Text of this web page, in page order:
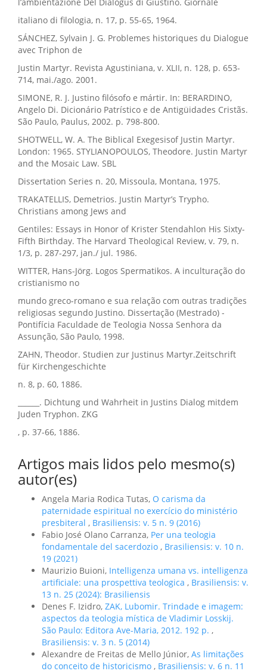
italiano di filologia, n. 17, p. 55-65, 1964.
SÁNCHEZ, Sylvain J. G. Problemes historiques du Dialogue
avec Triphon de
Justin Martyr. Revista Agustiniana, v. XLII, n. 128, p. 653-
714, mai./ago. 2001.
SIMONE, R. J. Justino filósofo e mártir. In: BERARDINO,
Angelo Di. Dicionário Patrístico e de Antigüidades Cristãs.
São Paulo, Paulus, 2002. p. 798-800.
SHOTWELL, W. A. The Biblical Exegesisof Justin Martyr.
London: 1965. STYLIANOPOULOS, Theodore. Justin Martyr
and the Mosaic Law. SBL
Dissertation Series n. 20, Missoula, Montana, 1975.
TRAKATELLIS, Demetrios. Justin Martyr’s Trypho.
Christians among Jews and
Gentiles: Essays in Honor of Krister Stendahlon His Sixty-
Fifth Birthday. The Harvard Theological Review, v. 79, n.
1/3, p. 287-297, jan./ jul. 1986.
WITTER, Hans-Jörg. Logos Spermatikos. A inculturação do
cristianismo no
mundo greco-romano e sua relação com outras tradições
religiosas segundo Justino. Dissertação (Mestrado) -
Pontifícia Faculdade de Teologia Nossa Senhora da
Assunção, São Paulo, 1998.
ZAHN, Theodor. Studien zur Justinus Martyr.Zeitschrift
für Kirchengeschichte
n. 8, p. 60, 1886.
______. Dichtung und Wahrheit in Justins Dialog mitdem
Juden Tryphon. ZKG
, p. 37-66, 1886.
Artigos mais lidos pelo mesmo(s)
autor(es)
Angela Maria Rodica Tutas, O carisma da
paternidade espiritual no exercício do ministério
presbiteral , Brasiliensis: v. 5 n. 9 (2016)
Fabio José Olano Carranza, Per una teologia
fondamentale del sacerdozio , Brasiliensis: v. 10 n.
19 (2021)
Maurizio Buioni, Intelligenza umana vs. intelligenza
artificiale: una prospettiva teologica , Brasiliensis: v.
13 n. 25 (2024): Brasiliensis
Denes F. Izidro, ZAK, Lubomir. Trindade e imagem:
aspectos da teologia mística de Vladimir Losskij.
São Paulo: Editora Ave-Maria, 2012. 192 p. ,
Brasiliensis: v. 3 n. 5 (2014)
Alexandre de Freitas de Mello Júnior, As limitações
do conceito de historicismo , Brasiliensis: v. 6 n. 11